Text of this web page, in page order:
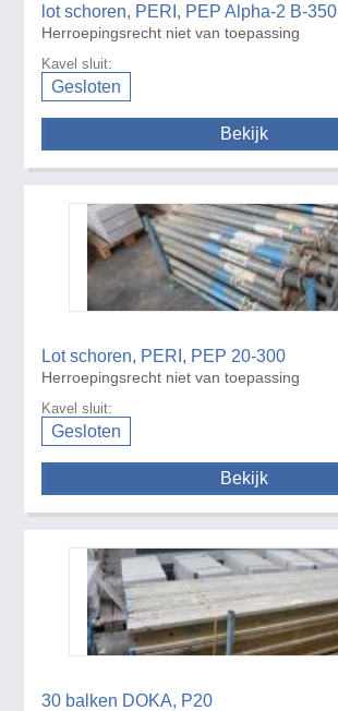
lot schoren, PERI, PEP Alpha-2 B-350
Herroepingsrecht niet van toepassing
Kavel sluit:
Gesloten
Bekijk
Lot schoren, PERI, PEP 20-300
Herroepingsrecht niet van toepassing
Kavel sluit:
Gesloten
Bekijk
30 balken DOKA, P20